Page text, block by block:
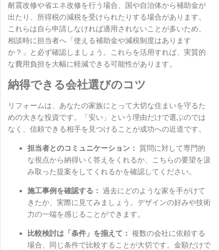
耐震改修や省エネ改修を行う場合、国や自治体から補助金が
出たり、所得税の減税を受けられたりする場合があります。
これらは自ら申請しなければ適用されないことが多いため、
相談時に担当者へ「使える補助金や減税制度はあります
か？」と必ず確認しましょう。これらを活用すれば、実質的
な費用負担を大幅に軽減できる可能性があります。
納得できる会社選びのコツ
リフォームは、あなたの家族にとって大切な住まいを守るた
めの大きな投資です。「安い」という理由だけで選ぶのでは
なく、信頼できる相手を見つけることが成功への近道です。
担当者とのコミュニケーション：
質問に対して専門的
な視点から納得いく答えをくれるか、こちらの要望を汲
み取った提案をしてくれるかを確認してください。
施工事例を確認する： 過去にどのような家を手がけて
きたか、実際に見てみましょう。デザインの好みや技術
力の一端を感じることができます。
比較検討は「条件」を揃えて： 複数の会社に依頼する
場合、同じ条件で比較することが大切です。金額だけで